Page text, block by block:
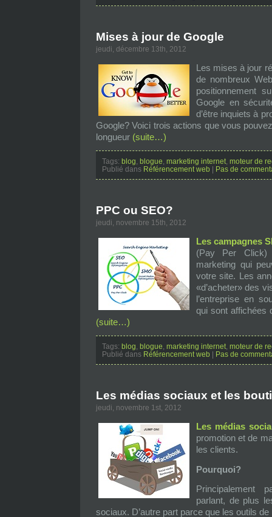
Mises à jour de Google
jeudi, décembre 13th, 2012
Les mises à jour
de nombreux
positionnement
Google en
d’être inquiets à
Google? Voici trois actions que vous
longueur (suite…)
Tags: blog blogue marketing internet moteur de
Publié dans Référencement web | Pas de
PPC ou SEO?
jeudi, novembre 15th, 2012
Les campagnes
(Pay Per Click)
marketing qui
votre site. Les
«d’acheter» des
l’entreprise en
qui sont affichées
(suite…)
Tags: blog blogue marketing internet moteur de
Publié dans Référencement web Pas de
Les médias sociaux et les
jeudi, novembre 1st, 2012
Les médias
promotion et de
les clients.
Pourquoi?
Principalement
parlant, de plus
sociaux. D’autre part parce que les outils